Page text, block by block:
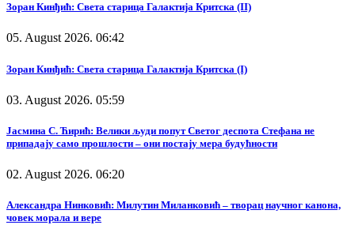
Зоран Кинђић: Света старица Галактија Критска (II)
05. August 2026. 06:42
Зоран Кинђић: Света старица Галактија Критска (I)
03. August 2026. 05:59
Јасмина С. Ћирић: Велики људи попут Светог деспота Стефана не
припадају само прошлости – они постају мера будућности
02. August 2026. 06:20
Александра Нинковић: Милутин Миланковић – творац научног канона,
човек морала и вере